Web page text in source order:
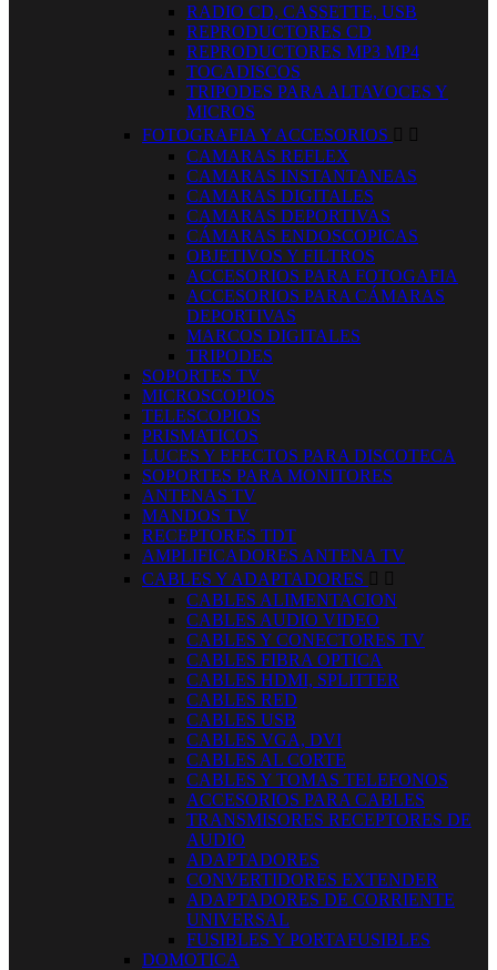
RADIO CD, CASSETTE, USB
REPRODUCTORES CD
REPRODUCTORES MP3 MP4
TOCADISCOS
TRIPODES PARA ALTAVOCES Y
MICROS
FOTOGRAFIA Y ACCESORIOS  
CAMARAS REFLEX
CAMARAS INSTANTANEAS
CAMARAS DIGITALES
CAMARAS DEPORTIVAS
CÁMARAS ENDOSCOPICAS
OBJETIVOS Y FILTROS
ACCESORIOS PARA FOTOGAFIA
ACCESORIOS PARA CÁMARAS
DEPORTIVAS
MARCOS DIGITALES
TRIPODES
SOPORTES TV
MICROSCOPIOS
TELESCOPIOS
PRISMATICOS
LUCES Y EFECTOS PARA DISCOTECA
SOPORTES PARA MONITORES
ANTENAS TV
MANDOS TV
RECEPTORES TDT
AMPLIFICADORES ANTENA TV
CABLES Y ADAPTADORES  
CABLES ALIMENTACION
CABLES AUDIO VIDEO
CABLES Y CONECTORES TV
CABLES FIBRA OPTICA
CABLES HDMI, SPLITTER
CABLES RED
CABLES USB
CABLES VGA, DVI
CABLES AL CORTE
CABLES Y TOMAS TELEFONOS
ACCESORIOS PARA CABLES
TRANSMISORES RECEPTORES DE
AUDIO
ADAPTADORES
CONVERTIDORES EXTENDER
ADAPTADORES DE CORRIENTE
UNIVERSAL
FUSIBLES Y PORTAFUSIBLES
DOMOTICA